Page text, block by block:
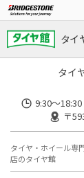
タイ
タイ
9:30〜
〒
タイヤ・ホイール専
店のタイヤ館